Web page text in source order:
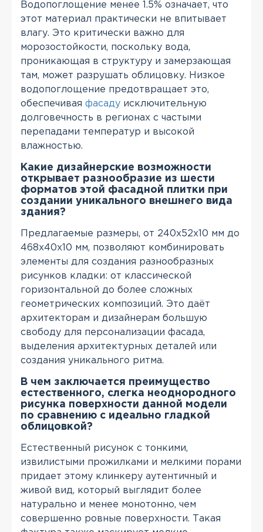
Водопоглощение менее 1.5% означает, что
этот материал практически не впитывает
влагу. Это критически важно для
морозостойкости, поскольку вода,
проникающая в структуру и замерзающая
там, может разрушать облицовку. Низкое
водопоглощение предотвращает это,
обеспечивая фасаду исключительную
долговечность в регионах с частыми
перепадами температур и высокой
влажностью.
Какие дизайнерские возможности
открывает разнообразие из шести
форматов этой фасадной плитки при
создании уникального внешнего вида
здания?
Предлагаемые размеры, от 240х52х10 мм до
468х40х10 мм, позволяют комбинировать
элементы для создания разнообразных
рисунков кладки: от классической
горизонтальной до более сложных
геометрических композиций. Это даёт
архитекторам и дизайнерам большую
свободу для персонализации фасада,
выделения архитектурных деталей или
создания уникального ритма.
В чем заключается преимущество
естественного, слегка неоднородного
рисунка поверхности данной модели
по сравнению с идеально гладкой
облицовкой?
Естественный рисунок с тонкими,
извилистыми прожилками и мелкими порами
придает этому клинкеру аутентичный и
живой вид, который выглядит более
натурально и менее монотонно, чем
совершенно ровные поверхности. Такая